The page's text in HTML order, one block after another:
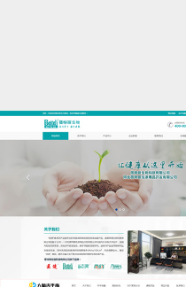
企业高端定制网站设计
彰显品牌形象